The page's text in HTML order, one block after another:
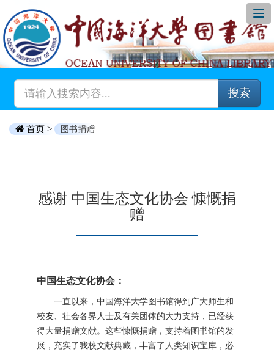
搜索
首页 > 图书捐赠
感谢 中国生态文化协会 慷慨捐
赠
中国生态文化协会：
一直以来，中国海洋大学图书馆得到广大师生和
校友、社会各界人士及有关团体的大力支持，已经获
得大量捐赠文献。这些慷慨捐赠，支持着图书馆的发
展，充实了我校文献典藏，丰富了人类知识宝库，必